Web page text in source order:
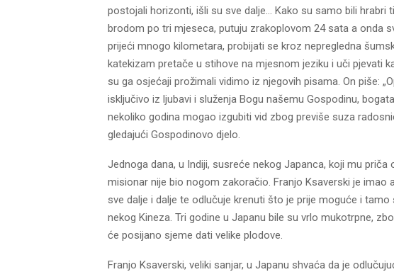
postojali horizonti, išli su sve dalje… Kako su samo bili hrabri
brodom po tri mjeseca, putuju zrakoplovom 24 sata a onda
prijeći mnogo kilometara, probijati se kroz nepregledna
katekizam pretače u stihove na mjesnom jeziku i uči pjevati
su ga osjećaji prožimali vidimo iz njegovih pisama. On piše:
isključivo iz ljubavi i služenja Bogu našemu Gospodinu,
nekoliko godina mogao izgubiti vid zbog previše suza
gledajući Gospodinovo djelo.
Jednoga dana, u Indiji, susreće nekog Japanca, koji mu
misionar nije bio nogom zakoračio. Franjo Ksaverski je imao
sve dalje i dalje te odlučuje krenuti što je prije moguće i
nekog Kineza. Tri godine u Japanu bile su vrlo mukotrpne,
će posijano sjeme dati velike plodove.
Franjo Ksaverski, veliki sanjar, u Japanu shvaća da je